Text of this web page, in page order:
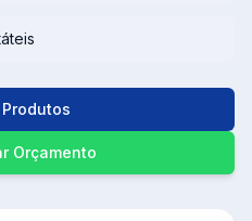
Orçamento